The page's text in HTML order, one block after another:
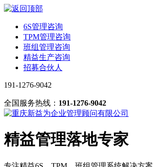
6S管理咨询
TPM管理咨询
班组管理咨询
精益生产咨询
招募合伙人
191-1276-9042
全国服务热线： 191-1276-9042
精益管理落地专家